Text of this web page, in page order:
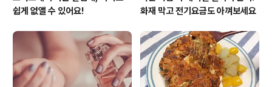
쉽게 없앨 수 있어요!
화재 막고 전기요금도 아껴보세요